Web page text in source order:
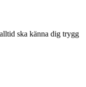
ska känna dig trygg